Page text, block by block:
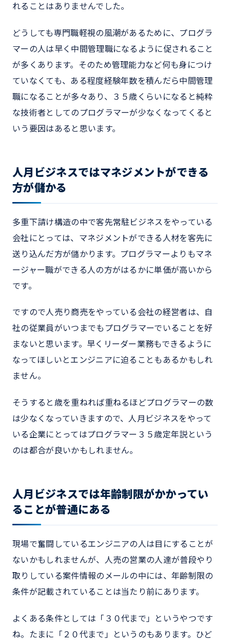
れることはありませんでした。
どうしても専門職軽視の風潮があるために、プログラ
マーの人は早く中間管理職になるように促されること
が多くあります。そのため管理能力など何も身につけ
ていなくても、ある程度経験年数を積んだら中間管理
職になることが多々あり、３５歳くらいになると純粋
な技術者としてのプログラマーが少なくなってくると
いう要因はあると思います。
人月ビジネスではマネジメントができる
方が儲かる
多重下請け構造の中で客先常駐ビジネスをやっている
会社にとっては、マネジメントができる人材を客先に
送り込んだ方が儲かります。プログラマーよりもマネ
ージャー職ができる人の方がはるかに単価が高いから
です。
ですので人売り商売をやっている会社の経営者は、自
社の従業員がいつまでもプログラマーでいることを好
まないと思います。早くリーダー業務もできるように
なってほしいとエンジニアに迫ることもあるかもしれ
ません。
そうすると歳を重ねれば重ねるほどプログラマーの数
は少なくなっていきますので、人月ビジネスをやって
いる企業にとってはプログラマー３５歳定年説という
のは都合が良いかもしれません。
人月ビジネスでは年齢制限がかかってい
ることが普通にある
現場で奮闘しているエンジニアの人は目にすることが
ないかもしれませんが、人売の営業の人達が普段やり
取りしている案件情報のメールの中には、年齢制限の
条件が記載されていることは当たり前にあります。
よくある条件としては「３０代まで」というやつです
ね。たまに「２０代まで」というのもあります。ひど